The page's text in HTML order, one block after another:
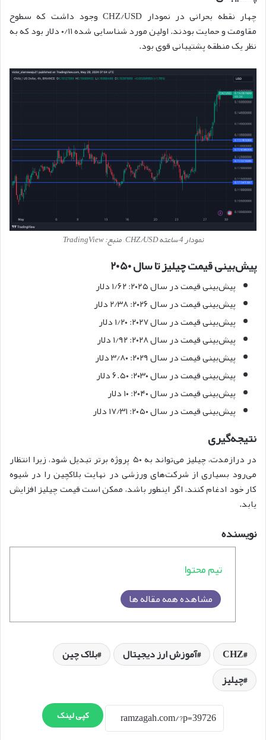
چهار نقطه بحرانی در نمودار CHZ/USD وجود داشت که سطوح
مقاومت و حمایت بودند. اولین مورد شناسایی شده ۰/۱۱ دلار بود که به
نظر یک منطقه پشتیبانی قوی بود.
نمودار 4 ساعته CHZ/USD – منبع: TradingView
پیش‌بینی قیمت چیلیز تا سال ۲۰۵۰
پیش‌بینی قیمت در سال ۲۰۲۵: ۱/۶۲ دلار
پیش‌بینی قیمت در سال ۲۰۲۶: ۲/۳۸ دلار
پیش‌بینی قیمت در سال ۲۰۲۷: ۱/۲۰ دلار
پیش‌بینی قیمت در سال ۲۰۲۸: ۱/۹۲ دلار
پیش‌بینی قیمت در سال ۲۰۲۹: ۳/۸۰ دلار
پیش‌بینی قیمت در سال ۲۰۳۰: ۶.۵۰ دلار
پیش‌بینی قیمت در سال ۲۰۴۰: ۱۰ دلار
پیش‌بینی قیمت در سال ۲۰۵۰: ۱۷/۳۱ دلار
نتیجه‌گیری
در درازمدت، چیلیز می‌تواند به ۵۰ پروژه برتر تبدیل شود، زیرا انتظار
می‌رود بسیاری از شرکت‌های ورزشی در نهایت بلاکچین را در شیوه
کار خود ادغام کنند. اگر اینطور باشد، ممکن است قیمت چیلیز افزایش
یابد.
نویسنده
تیم محتوا
مشاهده همه مقاله ها
CHZ آموزش ارز دیجیتال
بلاک چین
چیلیز
کپی لینک